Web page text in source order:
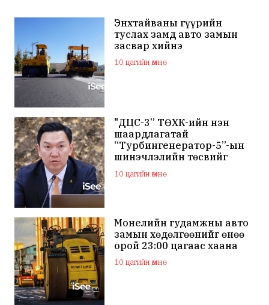
Энхтайваны гүүрийн
туслах замд авто замын
засвар хийнэ
10 цагийн өмнө
"ДЦС-3” ТӨХК-ийн нэн
шаардлагатай
“Турбингенератор-5”-ын
шинэчлэлийн төсвийг
шийдвэрлэхээр болов
10 цагийн өмнө
Монелийн гудамжны авто
замын хөдөлгөөнийг өнөө
орой 23:00 цагаас хаана
10 цагийн өмнө